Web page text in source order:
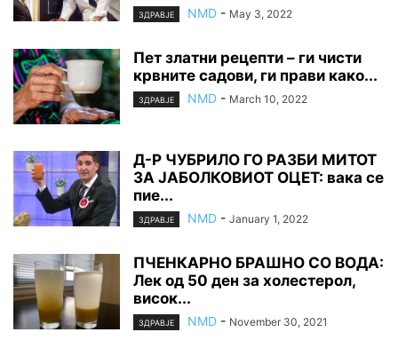
ЗДРАВЈЕ NMD - May 3, 2022
Пет златни рецепти – ги чисти
крвните садови, ги прави како...
ЗДРАВЈЕ NMD - March 10, 2022
Д-Р ЧУБРИЛО ГО PAЗБИ МИТОТ
ЗА ЈАБОЛКОВИОТ ОЦЕТ: вака се
пие...
ЗДРАВЈЕ NMD - January 1, 2022
ПЧЕНКАРНО БРАШНО СО ВОДА:
Лек од 50 ден за холестерол,
висок...
ЗДРАВЈЕ NMD - November 30, 2021